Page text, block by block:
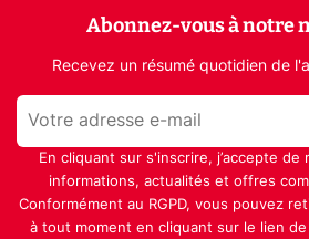
Abonnez-vous à notre
Recevez un résumé quotidien de
En cliquant sur s'inscrire, j’accepte de
informations, actualités et offres
Conformément au RGPD, vous pouvez
à tout moment en cliquant sur le lien